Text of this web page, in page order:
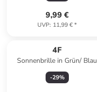
9,99 €
UVP: 11,99 €*
4F
Sonnenbrille in Grün/ Blau
-29%